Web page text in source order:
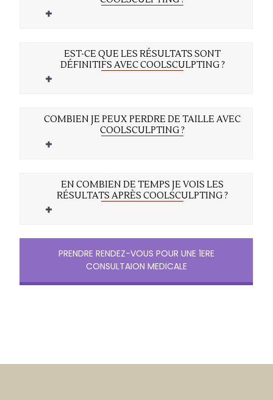
EST-CE QUE LES RÉSULTATS SONT
DÉFINITIFS AVEC COOLSCULPTING ?
COMBIEN JE PEUX PERDRE DE TAILLE AVEC
COOLSCULPTING ?
EN COMBIEN DE TEMPS JE VOIS LES
RÉSULTATS APRÈS COOLSCULPTING ?
PRENDRE RENDEZ-VOUS POUR UNE 1ERE
CONSULTAION MEDICALE